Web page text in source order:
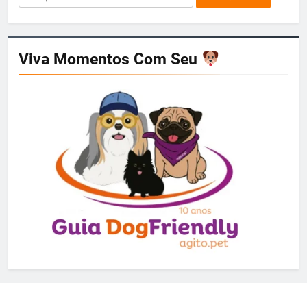
por:
Viva Momentos Com Seu